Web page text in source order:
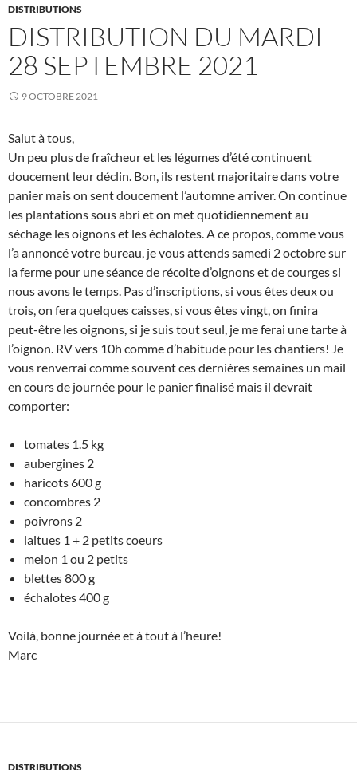
DISTRIBUTIONS
DISTRIBUTION DU MARDI
28 SEPTEMBRE 2021
9 OCTOBRE 2021
Salut à tous,
Un peu plus de fraîcheur et les légumes d’été continuent
doucement leur déclin. Bon, ils restent majoritaire dans votre
panier mais on sent doucement l’automne arriver. On continue
les plantations sous abri et on met quotidiennement au
séchage les oignons et les échalotes. A ce propos, comme vous
l’a annoncé votre bureau, je vous attends samedi 2 octobre sur
la ferme pour une séance de récolte d’oignons et de courges si
nous avons le temps. Pas d’inscriptions, si vous êtes deux ou
trois, on fera quelques caisses, si vous êtes vingt, on finira
peut-être les oignons, si je suis tout seul, je me ferai une tarte à
l’oignon. RV vers 10h comme d’habitude pour les chantiers! Je
vous renverrai comme souvent ces dernières semaines un mail
en cours de journée pour le panier finalisé mais il devrait
comporter:
tomates 1.5 kg
aubergines 2
haricots 600 g
concombres 2
poivrons 2
laitues 1 + 2 petits coeurs
melon 1 ou 2 petits
blettes 800 g
échalotes 400 g
Voilà, bonne journée et à tout à l’heure!
Marc
DISTRIBUTIONS